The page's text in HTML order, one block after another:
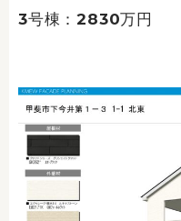
3号棟：2830万円